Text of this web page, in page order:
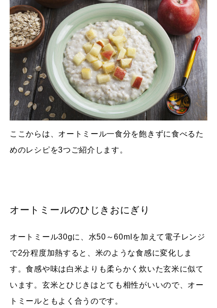
ここからは、オートミール一食分を飽きずに食べるた
めのレシピを3つご紹介します。
オートミールのひじきおにぎり
オートミール30gに、水50～60mlを加えて電子レンジ
で2分程度加熱すると、米のような食感に変化しま
す。食感や味は白米よりも柔らかく炊いた玄米に似て
います。玄米とひじきはとても相性がいいので、オー
トミールともよく合うのです。